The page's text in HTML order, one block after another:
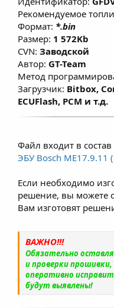
Рекомендуемое
Формат: *.bin
Размер: 1 572Kb
CVN: Заводской
Автор: GT-Team
Метод
Загрузчик: Bitbox,
ECUFlash, PCM и т.д.
Файл входит в состав
ЭБУ Bosch ME17.9.11
Если необходимо
решение, вы можете
Вам изготовят
ВАЖНО!!!
Обязательно
и проверки
оперативно
будут выявлены!